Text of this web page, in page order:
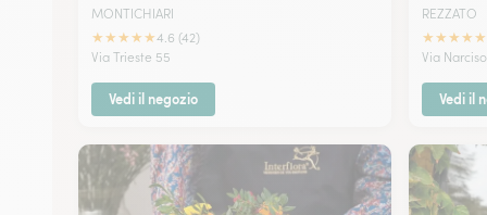
MONTICHIARI
★★★★★4.6 (42)
Via Trieste 55
Vedi il negozio
REZZATO
★★★★★
Via
Vedi il